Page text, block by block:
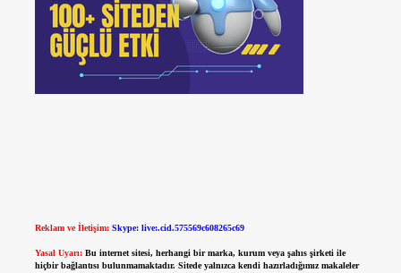
Reklam ve İletişim: Skype: live:.cid.575569c608265c69
Yasal Uyarı: Bu internet sitesi, herhangi bir marka, kurum veya şahıs şirketi ile
hiçbir bağlantısı bulunmamaktadır. Sitede yalnızca kendi hazırladığımız makaleler